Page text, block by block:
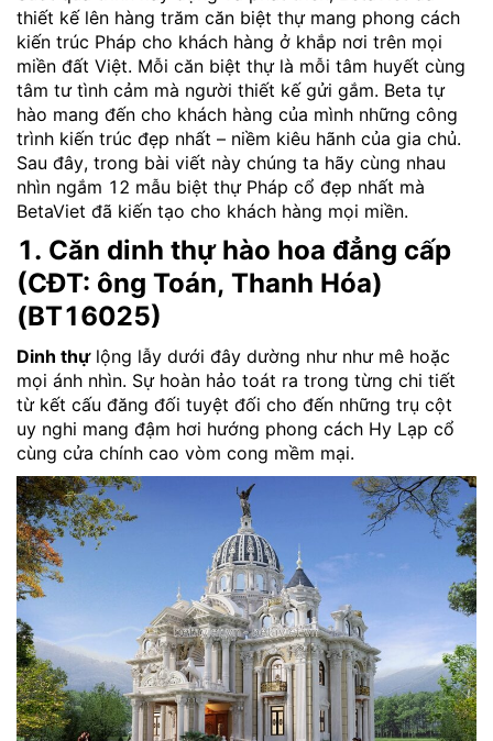
thiết kế lên hàng trăm căn biệt thự mang phong cách
kiến trúc Pháp cho khách hàng ở khắp nơi trên mọi
miền đất Việt. Mỗi căn biệt thự là mỗi tâm huyết cùng
tâm tư tình cảm mà người thiết kế gửi gắm. Beta tự
hào mang đến cho khách hàng của mình những công
trình kiến trúc đẹp nhất – niềm kiêu hãnh của gia chủ.
Sau đây, trong bài viết này chúng ta hãy cùng nhau
nhìn ngắm 12 mẫu biệt thự Pháp cổ đẹp nhất mà
BetaViet đã kiến tạo cho khách hàng mọi miền.
1. Căn dinh thự hào hoa đẳng cấp
(CĐT: ông Toán, Thanh Hóa)
(BT16025)
Dinh thựlộng lẫy dưới đây dường như như mê hoặc
mọi ánh nhìn. Sự hoàn hảo toát ra trong từng chi tiết
từ kết cấu đăng đối tuyệt đối cho đến những trụ cột
uy nghi mang đậm hơi hướng phong cách Hy Lạp cổ
cùng cửa chính cao vòm cong mềm mại.